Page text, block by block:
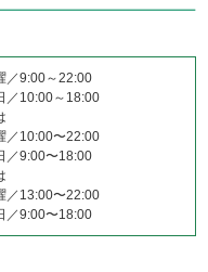
／9:00～22:00
／10:00～18:00
／10:00〜22:00
／9:00〜18:00
／13:00〜22:00
／9:00〜18:00